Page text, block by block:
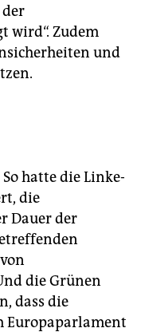
wird“. Zudem
und
hatte die Linke-
die
Dauer der
die Grünen
dass die
Europaparlament